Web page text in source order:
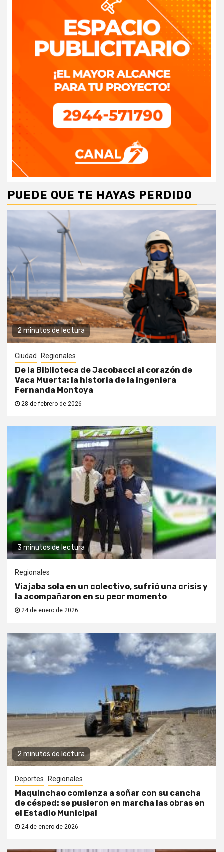
PUEDE QUE TE HAYAS PERDIDO
2 minutos de lectura
Ciudad Regionales
De la Biblioteca de Jacobacci al corazón de
Vaca Muerta: la historia de la ingeniera
Fernanda Montoya
28 de febrero de 2026
3 minutos de lectura
Regionales
Viajaba sola en un colectivo, sufrió una crisis y
la acompañaron en su peor momento
24 de enero de 2026
2 minutos de lectura
Deportes Regionales
Maquinchao comienza a soñar con su cancha
de césped: se pusieron en marcha las obras en
el Estadio Municipal
24 de enero de 2026